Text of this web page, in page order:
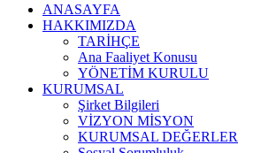
ANASAYFA
HAKKIMIZDA
TARİHÇE
Ana Faaliyet Konusu
YÖNETİM KURULU
KURUMSAL
Şirket Bilgileri
VİZYON MİSYON
KURUMSAL DEĞERLER